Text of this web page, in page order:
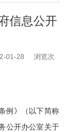
信息公开
01-28
浏览次
例》（以下简称
公开办公室关于